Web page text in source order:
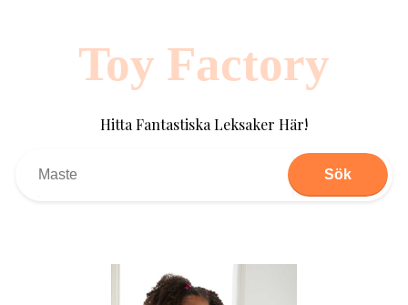
Toy Factory
Hitta Fantastiska Leksaker Här!
Sök